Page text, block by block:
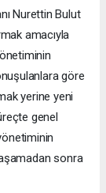
Nurettin Bulut
amacıyla
göre
yerine yeni
genel
sonra